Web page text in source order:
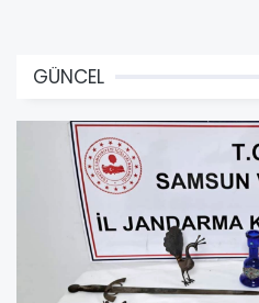
GÜNCEL